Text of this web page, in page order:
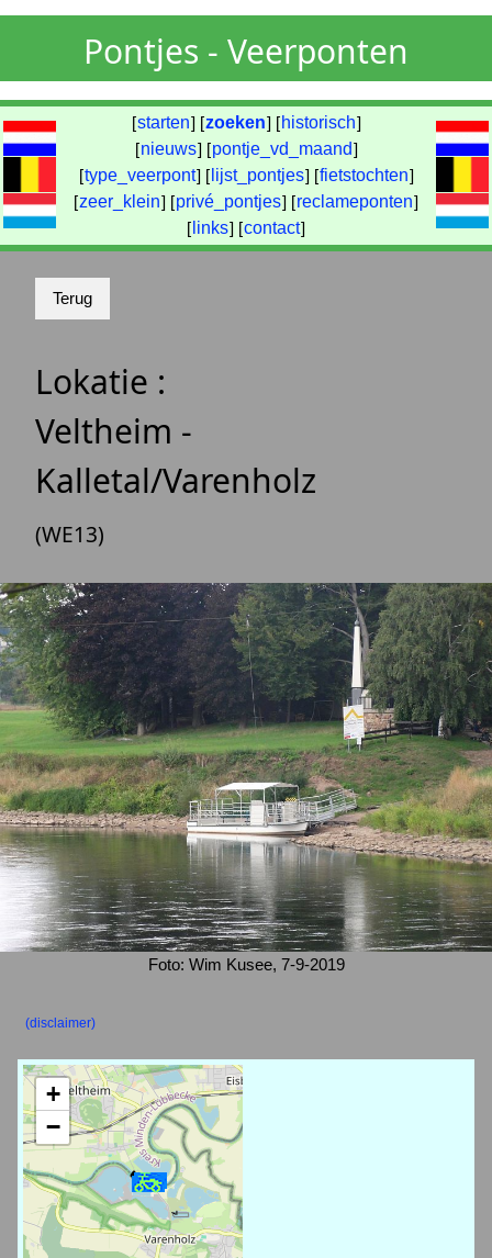
Pontjes - Veerponten
[starten] [zoeken] [ historisch]
[nieuws] [pontje_vd_maand]
[type_veerpont] [ lijst_pontjes] [fietstochten]
[zeer_klein] [privé_pontjes] [reclameponten]
[ links] [contact]
Lokatie :
Veltheim -
Kalletal/Varenholz
(WE13)
Foto: Wim Kusee, 7-9-2019
(disclaimer)
+
−